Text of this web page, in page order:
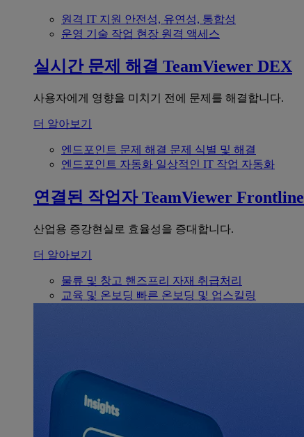
원격 IT 지원 안전성, 유연성, 통합성
운영 기술 작업 현장 원격 액세스
실시간 문제 해결 TeamViewer DEX
사용자에게 영향을 미치기 전에 문제를 해결합니다.
더 알아보기
엔드포인트 문제 해결 문제 식별 및 해결
엔드포인트 자동화 일상적인 IT 작업 자동화
연결된 작업자 TeamViewer Frontline
산업용 증강현실로 효율성을 증대합니다.
더 알아보기
물류 및 창고 핸즈프리 자재 취급처리
교육 및 온보딩 빠른 온보딩 및 업스킬링